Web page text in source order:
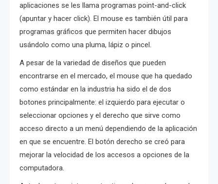
aplicaciones se les llama programas point-and-click
(apuntar y hacer click). El mouse es también útil para
programas gráficos que permiten hacer dibujos
usándolo como una pluma, lápiz o pincel.
A pesar de la variedad de diseños que pueden
encontrarse en el mercado, el mouse que ha quedado
como estándar en la industria ha sido el de dos
botones principalmente: el izquierdo para ejecutar o
seleccionar opciones y el derecho que sirve como
acceso directo a un menú dependiendo de la aplicación
en que se encuentre. El botón derecho se creó para
mejorar la velocidad de los accesos a opciones de la
computadora.